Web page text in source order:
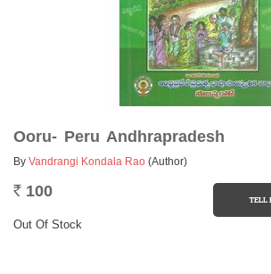
Ooru- Peru Andhrapradesh
By Vandrangi Kondala Rao (Author)
Rs. 100
Out Of Stock